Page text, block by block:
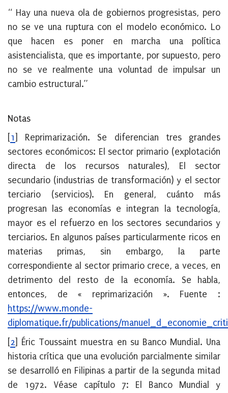
“ Hay una nueva ola de gobiernos progresistas, pero
no se ve una ruptura con el modelo económico. Lo
que hacen es poner en marcha una política
asistencialista, que es importante, por supuesto, pero
no se ve realmente una voluntad de impulsar un
cambio estructural.”
Notas
1
Reprimarización. Se diferencian tres grandes
sectores económicos: El sector primario (explotación
directa de los recursos naturales), El sector
secundario (industrias de transformación) y el sector
terciario (servicios). En general, cuánto más
progresan las economías e integran la tecnología,
mayor es el refuerzo en los sectores secundarios y
terciarios. En algunos países particularmente ricos en
materias primas, sin embargo, la parte
correspondiente al sector primario crece, a veces, en
detrimento del resto de la economía. Se habla,
entonces, de « reprimarización ». Fuente :
https://www.monde-
diplomatique.fr/publications/
2
Éric Toussaint muestra en su Banco Mundial. Una
historia crítica que una evolución parcialmente similar
se desarrolló en Filipinas a partir de la segunda mitad
de 1972. Véase capítulo 7: El Banco Mundial y